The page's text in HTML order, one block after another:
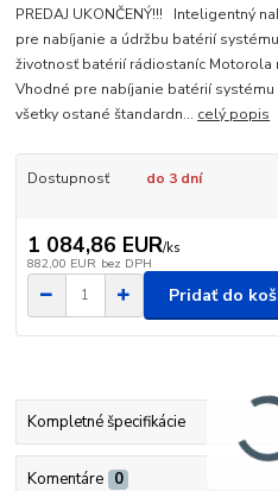
PREDAJ UKONČENÝ!!! Inteligentný
pre nabíjanie a údržbu batérií
životnosť batérií rádiostaníc Motorola
Vhodné pre nabíjanie batérií systému
všetky ostané štandardn... celý popis
Dostupnosť do 3 dní
1 084,86 EUR/ks
882,00 EUR bez DPH
Pridať do
Kompletné špecifikácie
Komentáre 0